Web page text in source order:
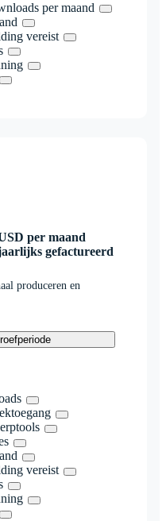
per maand
vereist
per maand
gefactureerd
produceren en
vereist